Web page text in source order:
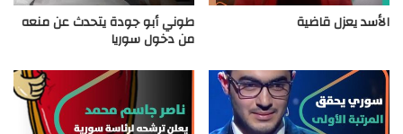
الأسد يعزل قاضية طوني أبو جودة يتحدث عن منعه
من دخول سوريا